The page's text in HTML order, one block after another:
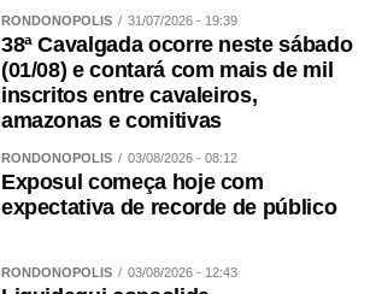
RONDONÓPOLIS 31/07/2026 - 19:39
38ª Cavalgada ocorre neste sábado
(01/08) e contará com mais de mil
inscritos entre cavaleiros,
amazonas e comitivas
RONDONÓPOLIS 03/08/2026 - 08:12
Exposul começa hoje com
expectativa de recorde de público
RONDONÓPOLIS 03/08/2026 - 12:43